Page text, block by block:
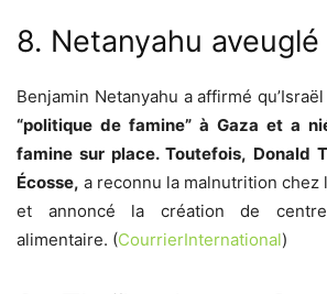
8. Netanyahu aveuglé
Benjamin Netanyahu a affirmé
“politique de famine” à Gaza et a
famine sur place. Toutefois, Donald
Écosse, a reconnu la malnutrition chez
et annoncé la création de
alimentaire. (CourrierInternational)